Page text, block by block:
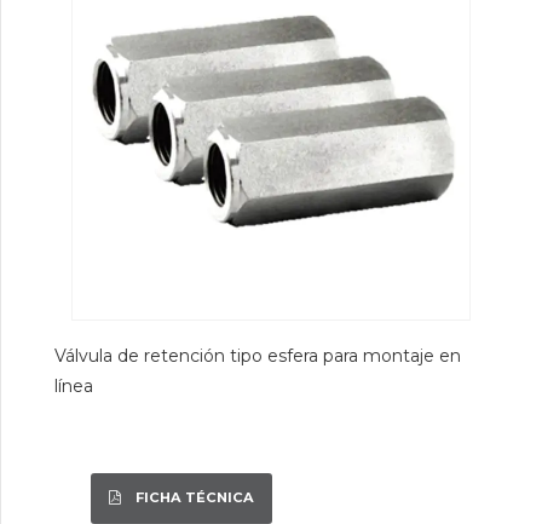
Válvula de retención tipo esfera para montaje en
línea
FICHA TÉCNICA